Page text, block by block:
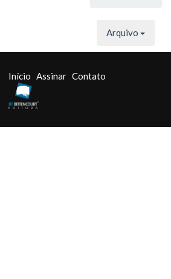
Arquivo
Início Assinar Contato